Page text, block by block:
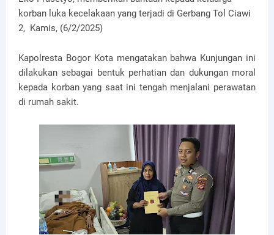
korban luka kecelakaan yang terjadi di Gerbang Tol Ciawi
2, Kamis, (6/2/2025)
Kapolresta Bogor Kota mengatakan bahwa Kunjungan ini
dilakukan sebagai bentuk perhatian dan dukungan moral
kepada korban yang saat ini tengah menjalani perawatan
di rumah sakit.